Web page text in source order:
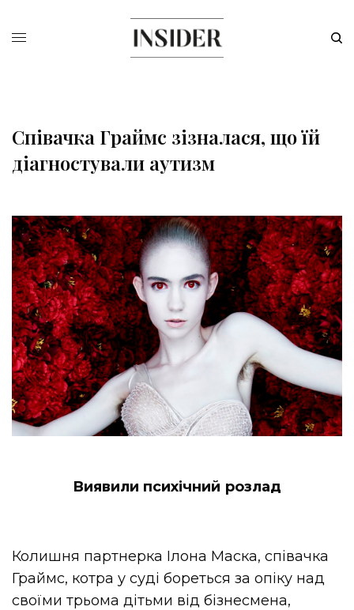
Співачка Граймс зізналася, що їй
діагностували аутизм
Виявили психічний розлад
Колишня партнерка Ілона Маска,cпівачка
Граймс, котра у суді бореться за опіку над
своїми трьома дітьми від бізнесмена,